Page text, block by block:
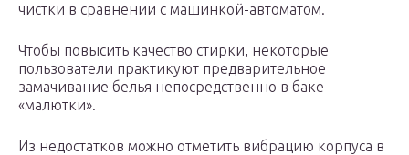
чистки в сравнении с машинкой-автоматом.
Чтобы повысить качество стирки, некоторые
пользователи практикуют предварительное
замачивание белья непосредственно в баке
«малютки».
Из недостатков можно отметить вибрацию корпуса в